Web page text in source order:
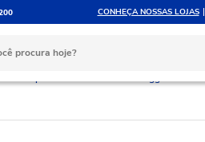
CONHEÇA NOSSAS LOJAS
ATÉ 10X SEM JUROS